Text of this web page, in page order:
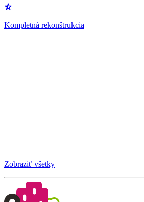
Kompletná rekonštrukcia
Zobraziť všetky